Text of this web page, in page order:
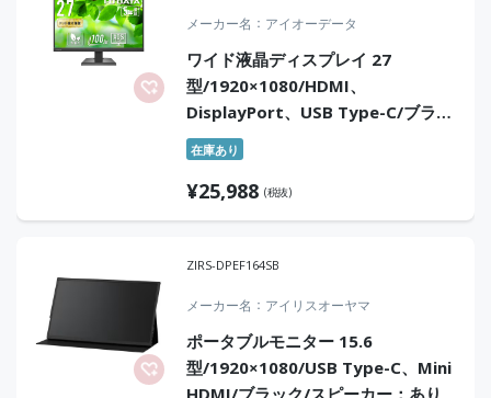
メーカー名 アイオーデータ
ワイド液晶ディスプレイ 27
型/1920×1080/HDMI、
DisplayPort、USB Type-C/ブラッ
ク/スピーカー：あり/100Hz対応で
視認性アップ!/「5年保証」
在庫あり
¥25,988 (税抜)
ZIRS-DPEF164SB
メーカー名 アイリスオーヤマ
ポータブルモニター 15.6
型/1920×1080/USB Type-C、Mini
HDMI/ブラック/スピーカー：あり